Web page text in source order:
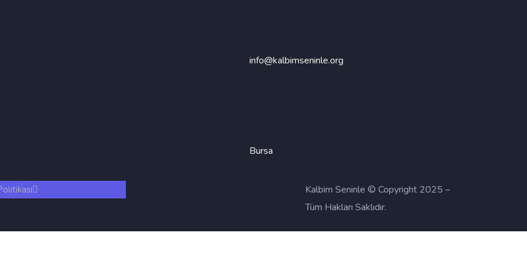
info@kalbimseninle.org
Bursa
Kalbim Seninle © Copyright 2025 –
Tüm Hakları Saklıdır.